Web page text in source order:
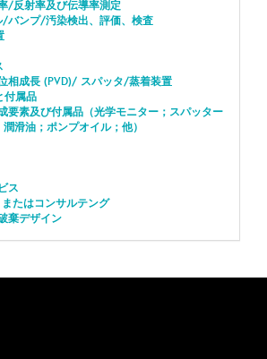
/反射率及び伝導率測定
バンプ/汚染検出、評価、検査
相成長 (PVD)/ スパッタ/蒸着装置
付属品
要素及び付属品（光学モニター；スパッター
滑油；ポンプオイル；他）
ス
たはコンサルテング
棄デザイン